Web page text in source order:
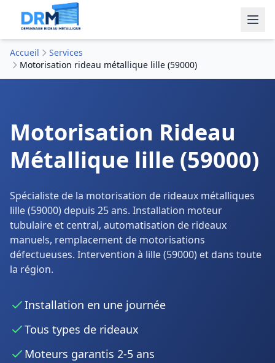
Accueil
Services
Motorisation rideau métallique lille (59000)
Motorisation Rideau
Métallique lille (59000)
Spécialiste de la motorisation de rideaux métalliques
lille (59000) depuis 25 ans. Installation moteur
tubulaire et central, automatisation de rideaux
manuels, remplacement de motorisations
défectueuses. Intervention à lille (59000) et dans toute
la région.
Installation en une journée
Tous types de rideaux
Moteurs garantis 2-5 ans